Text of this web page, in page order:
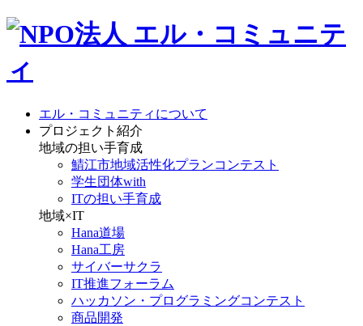
エル・コミュニティについて
プロジェクト紹介
地域の担い手育成
鯖江市地域活性化プランコンテスト
学生団体with
ITの担い手育成
地域×IT
Hana道場
Hana工房
サイバーサクラ
IT推進フォーラム
ハッカソン・プログラミングコンテスト
商品開発